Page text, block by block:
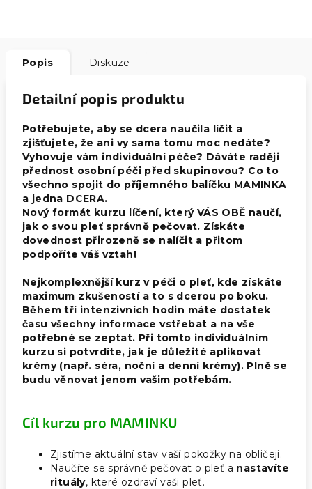
Popis Diskuze
Detailní popis produktu
Potřebujete, aby se dcera naučila líčit a
zjišťujete, že ani vy sama tomu moc nedáte?
Vyhovuje vám individuální péče? Dáváte raději
přednost osobní péči před skupinovou? Co to
všechno spojit do příjemného balíčku MAMINKA
a jedna DCERA.
Nový formát kurzu líčení, který VÁS OBĚ naučí,
jak o svou pleť správně pečovat. Získáte
dovednost přirozeně se nalíčit a přitom
podpoříte váš vztah!
Nejkomplexnější kurz v péči o pleť, kde získáte
maximum zkušeností a to s dcerou po boku.
Během tří intenzivních hodin máte dostatek
času všechny informace vstřebat a na vše
potřebné se zeptat. Při tomto individuálním
kurzu si potvrdíte, jak je důležité aplikovat
krémy (např. séra, noční a denní krémy). Plně se
budu věnovat jenom vašim potřebám.
Cíl kurzu pro MAMINKU
Zjistíme aktuální stav vaší pokožky na obličeji.
Naučíte se správně pečovat o pleť a nastavíte
rituály, které ozdraví vaši pleť.